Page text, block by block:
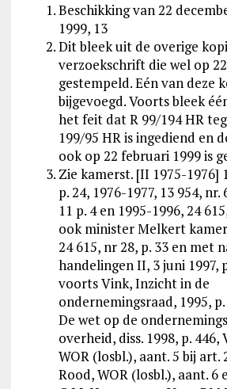
Beschikking van 22
1999, 13
Dit bleek uit de overige
verzoekschrift die wel op
gestempeld. Eén van deze
bijgevoegd. Voorts bleek
het feit dat R 99/194 HR
199/95 HR is ingediend en
ook op 22 februari 1999 is
Zie kamerst. [II 1975-1976]
p. 24, 1976-1977, 13 954, nr.
11 p. 4 en 1995-1996, 24
ook minister Melkert
24 615, nr 28, p. 33 en met
handelingen II, 3 juni 1997,
voorts Vink, Inzicht in de
ondernemingsraad, 1995,
De wet op de
overheid, diss. 1998, p.
WOR (losbl.), aant. 5 bij art.
Rood, WOR (losbl.), aant. 6